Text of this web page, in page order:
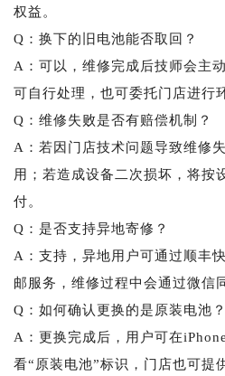
权益。
Q：换下的旧电池能否取回？
A：可以，维修完成后技师会主
可自行处理，也可委托门店进行
Q：维修失败是否有赔偿机制？
A：若因门店技术问题导致维修
用；若造成设备二次损坏，将按
付。
Q：是否支持异地寄修？
A：支持，异地用户可通过顺丰
邮服务，维修过程中会通过微信
Q：如何确认更换的是原装电池？
A：更换完成后，用户可在
看“原装电池”标识，门店也可提